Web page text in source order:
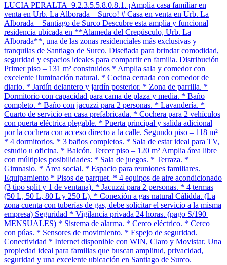
LUCIA PERALTA 9.2.3.5.5.8.0.8.1. ¡Amplia casa familiar en
venta en Urb. La Alborada – Surco! # Casa en venta en Urb. La
Alborada – Santiago de Surco Descubre esta amplia y funcional
residencia ubicada en **Alameda del Crepúsculo, Urb. La
Alborada**, una de las zonas residenciales más exclusivas y
tranquilas de Santiago de Surco. Diseñada para brindar comodidad,
seguridad y espacios ideales para compartir en familia. Distribución
Primer piso – 131 m² construidos * Amplia sala y comedor con
excelente iluminación natural. * Cocina cerrada con comedor de
diario. * Jardín delantero y jardín posterior. * Zona de parrilla. *
Dormitorio con capacidad para cama de plaza y media. * Baño
completo. * Baño con jacuzzi para 2 personas. * Lavandería. *
Cuarto de servicio en casa prefabricada. * Cochera para 2 vehículos
con puerta eléctrica plegable. * Puerta principal y salida adicional
por la cochera con acceso directo a la calle. Segundo piso – 118 m²
* 4 dormitorios. * 3 baños completos. * Sala de estar ideal para TV,
estudio u oficina. * Balcón. Tercer piso – 120 m² Amplia área libre
con múltiples posibilidades: * Sala de juegos. * Terraza. *
Gimnasio. * Área social. * Espacio para reuniones familiares.
Equipamiento * Pisos de parquet. * 4 equipos de aire acondicionado
(3 tipo split y 1 de ventana). * Jacuzzi para 2 personas. * 4 termas
(50 L, 50 L, 80 L y 250 L). * Conexión a gas natural Cálidda. (La
zona cuenta con tuberías de gas, debe solicitar el servicio a la misma
empresa) Seguridad * Vigilancia privada 24 horas. (pago S/190
MENSUALES) * Sistema de alarma. * Cerco eléctrico. * Cerco
con púas. * Sensores de movimiento. * Espejo de seguridad.
Conectividad * Internet disponible con WIN, Claro y Movistar. Una
propiedad ideal para familias que buscan amplitud, privacidad,
seguridad y una excelente ubicación en Santiago de Surco.